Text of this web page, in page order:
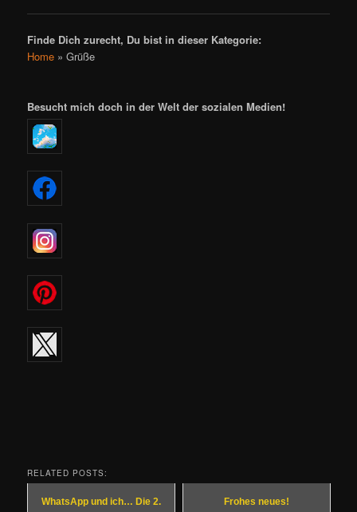
Finde Dich zurecht, Du bist in dieser Kategorie:
Home » Grüße
Besucht mich doch in der Welt der sozialen Medien!
RELATED POSTS:
WhatsApp und ich… Die 2. Frohes neues!